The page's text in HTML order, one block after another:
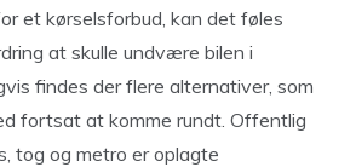
et kørselsforbud, kan det føles
at skulle undvære bilen i
findes der flere alternativer, som
fortsat at komme rundt. Offentlig
tog og metro er oplagte